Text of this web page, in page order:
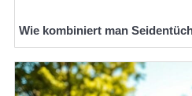
Wie kombiniert man